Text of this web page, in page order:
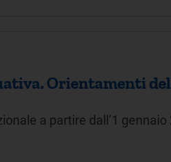
Orientamenti
a partire dall’1 gennaio